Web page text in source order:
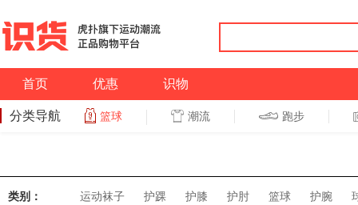
首页 优惠 识物
分类导航 篮球 潮流 跑步
类别： 运动袜子 护踝 护膝 护肘 篮球 护腕